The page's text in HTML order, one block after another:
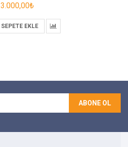
3.000,00₺
SEPETE EKLE
ABONE OL